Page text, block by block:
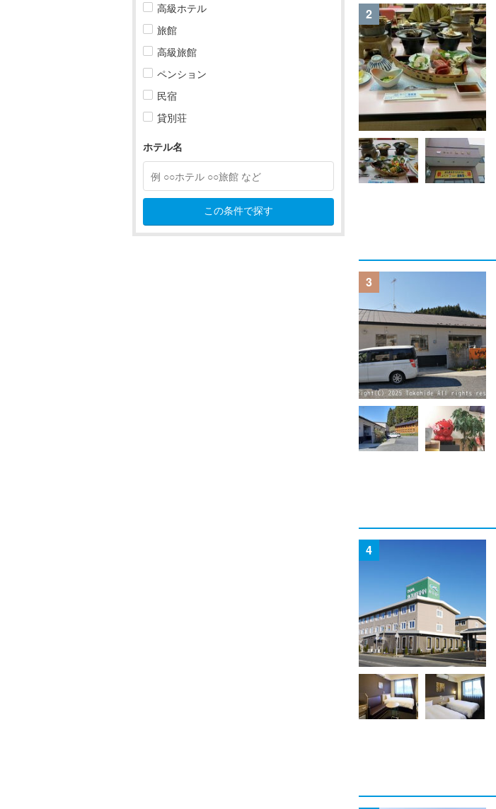
2
3
4
仙台
松島・多賀城
石巻・気仙沼・牡鹿半島すべて
石巻
気仙沼
南三陸・登米
鬼首・鳴子・古川
高級ホテル
旅館
高級旅館
ペンション
民宿
貸別荘
ホテル名
この条件で探す